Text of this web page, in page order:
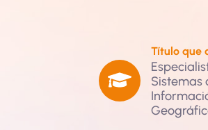
Título que
Sistemas